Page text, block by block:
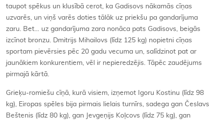
taupot spēkus un klusībā cerot, ka Gadisovs nākamās cīņas
uzvarēs, un viņš varēs doties tālāk uz priekšu pa gandarījuma
zaru. Bet… uz gandarījuma zara nonāca pats Gadisovs, beigās
izcīnot bronzu. Dmitrijs Mihailovs (līdz 125 kg) nopietni cīņas
sportam pievērsies pēc 20 gadu vecuma un, salīdzinot pat ar
jaunākiem konkurentiem, vēl ir nepieredzējis. Tāpēc zaudējums
pirmajā kārtā.
Grieķu-romiešu cīņā, kurā visiem, izņemot Igoru Kostinu (līdz 98
kg), Eiropas spēles bija pirmais lielais turnīrs, sadega gan Česlavs
Beštenis (līdz 80 kg), gan Jevgeņijs Koļcovs (līdz 75 kg), gan